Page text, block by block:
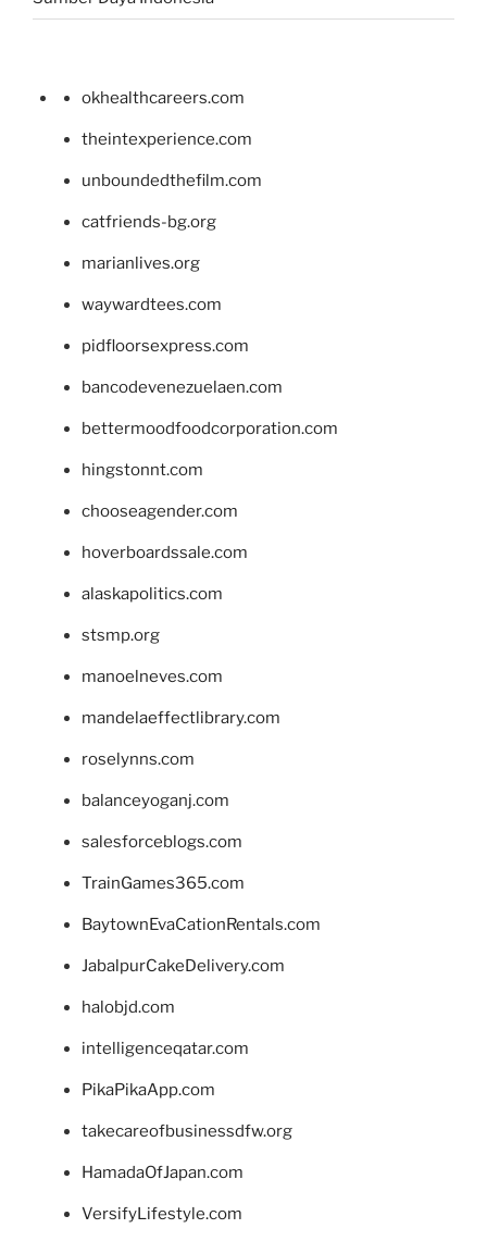
okhealthcareers.com
theintexperience.com
unboundedthefilm.com
catfriends-bg.org
marianlives.org
waywardtees.com
pidfloorsexpress.com
bancodevenezuelaen.com
bettermoodfoodcorporation.com
hingstonnt.com
chooseagender.com
hoverboardssale.com
alaskapolitics.com
stsmp.org
manoelneves.com
mandelaeffectlibrary.com
roselynns.com
balanceyoganj.com
salesforceblogs.com
TrainGames365.com
BaytownEvaCationRentals.com
JabalpurCakeDelivery.com
halobjd.com
intelligenceqatar.com
PikaPikaApp.com
takecareofbusinessdfw.org
HamadaOfJapan.com
VersifyLifestyle.com